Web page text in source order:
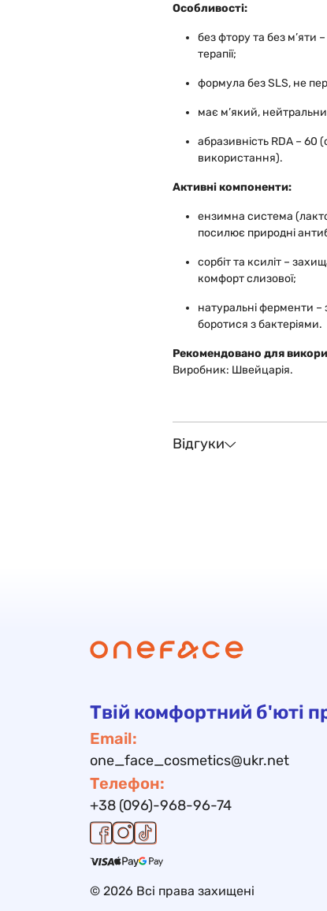
Особливості:
без фтору та без м’яти
терапії;
формула без SLS, не
має м’який,
абразивність RDA –
використання).
Активні компоненти:
ензимна система
посилює природні
сорбіт та ксиліт –
комфорт слизової;
натуральні ферменти –
боротися з бактеріями.
Рекомендовано для
Виробник: Швейцарія.
Відгуки
Твій комфортний б'юті
Email:
one_face_cosmetics@ukr.net
Телефон:
+38 (096)-968-96-74
© 2026 Всі права захищені